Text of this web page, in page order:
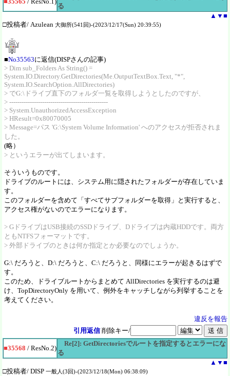
る
▲ ▼ ■
□投稿者/ Azulean 大御所(541回)-(2023/12/17(Sun) 20:39:55)
■No35563に返信(DISPさんの記事)
> Dim sub_Folders As String() =
System.IO.Directory.GetDirectories(Me.OutputTextBox.Text, "*",
System.IO.SearchOption.AllDirectories)
> でG:\ドライブ直下のフォルダ一覧を取得しようとしたのですが、
> ------------------------------------------------
> System.UnauthorizedAccessException
> HResult=0x80070005
> Message=パス 'G:\System Volume Information' へのアクセスが拒否されま
した。
(略）
> というエラーが出てしまいます。
そういうものです。
ドライブのルートには、システム用に隠されたフォルダーが存在していま
す。
このフォルダーを含めて「すべてサブフォルダーを取得」と実行すると、
アクセス権がないのでエラーになります。
> GドライブはUSB接続のSSDドライブ、Dドライブは内蔵HDDです。両方
ともNTFSフォーマットです。
> 外部ドライブのときは何か指定とか必要なのでしょうか。
G:\ だろうと、D:\ だろうと、C:\ だろうと、同様にエラーが起きるはずで
す。
このため、ドライブルートからまとめて AllDirectories を実行するのは避
け、TopDirectoryOnly を用いて、例外をキャッチしながら列挙することを
考えてください。
違反を報告
引用返信 削除キー/
■35568 / ResNo.2)
Re[2]: GetDirectoriesでルートを指定するとエラーにな
る
▲ ▼ ■
□投稿者/ DISP 一般人(3回)-(2023/12/18(Mon) 06:38:09)